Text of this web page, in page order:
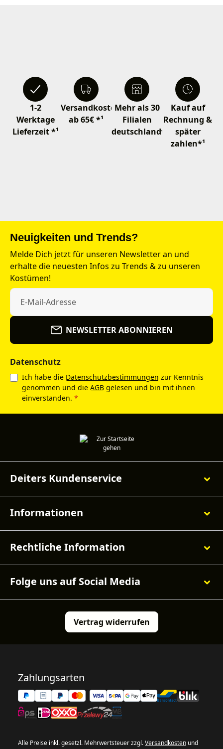
1-2
Werktage
Lieferzeit *¹
Versandkostenfrei
ab 65€ *¹
Mehr als 30
Filialen
deutschlandweit
Kauf auf
Rechnung &
später
zahlen*¹
Neuigkeiten und Trends?
Melde Dich jetzt für unseren Newsletter an und
erhalte die neuesten Infos zu Trends & zu unseren
Kostümen!
NEWSLETTER ABONNIEREN
Datenschutz
Ich habe die Datenschutzbestimmungen zur Kenntnis
genommen und die AGB gelesen und bin mit ihnen
einverstanden. *
Deiters Kundenservice
Informationen
Rechtliche Information
Folge uns auf Social Media
Vertrag widerrufen
Zahlungsarten
Alle Preise inkl. gesetzl. Mehrwertsteuer zzgl.Versandkosten und